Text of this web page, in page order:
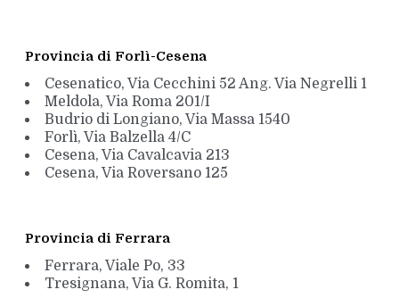
Provincia di Forlì-Cesena
Cesenatico, Via Cecchini 52 Ang. Via Negrelli 1
Meldola, Via Roma 201/I
Budrio di Longiano, Via Massa 1540
Forlì, Via Balzella 4/C
Cesena, Via Cavalcavia 213
Cesena, Via Roversano 125
Provincia di Ferrara
Ferrara, Viale Po, 33
Tresignana, Via G. Romita, 1